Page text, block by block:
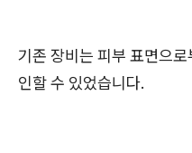
기존 장비는 피부 표면으
인할 수 있었습니다.